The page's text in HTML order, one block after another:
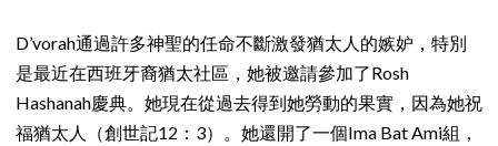
D’vorah通過許多神聖的任命不斷激發猶太人的嫉妒，特別
是最近在西班牙裔猶太社區，她被邀請參加了Rosh
Hashanah慶典。她現在從過去得到她勞動的果實，因為她祝
福猶太人（創世記12：3）。她還開了一個Ima Bat Ami組，